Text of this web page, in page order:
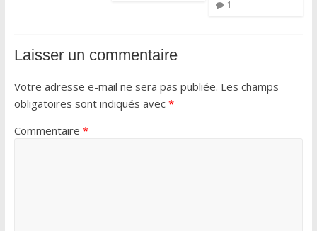
1
Laisser un commentaire
Votre adresse e-mail ne sera pas publiée. Les champs
obligatoires sont indiqués avec *
Commentaire *